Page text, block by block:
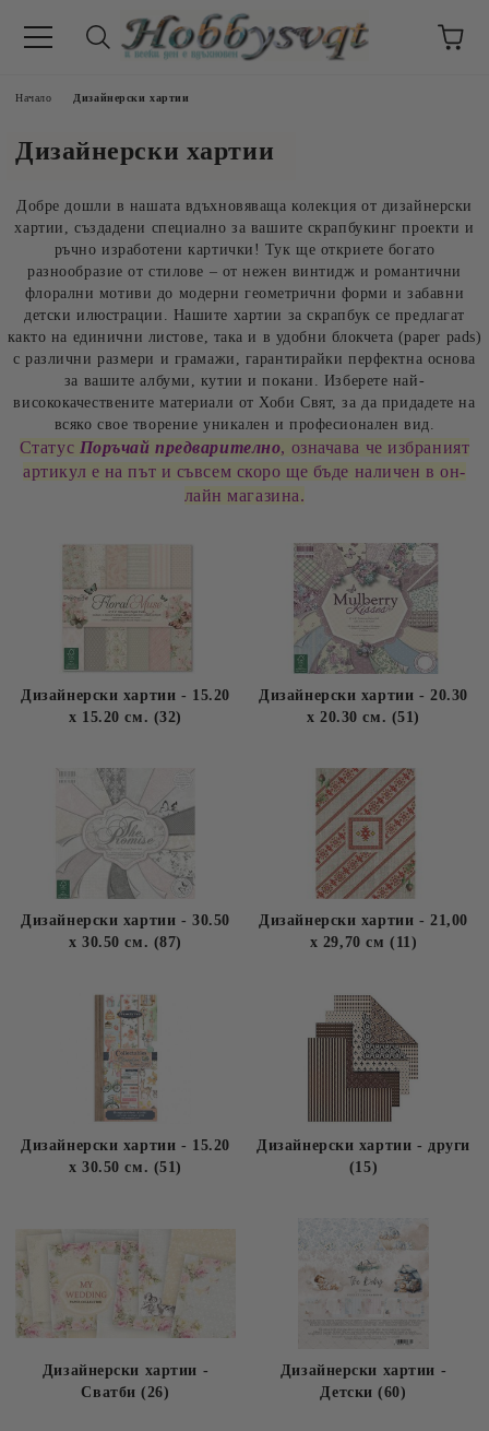
Начало Дизайнерски хартии
Дизайнерски хартии
Добре дошли в нашата вдъхновяваща колекция от дизайнерски
хартии, създадени специално за вашите скрапбукинг проекти и
ръчно изработени картички! Тук ще откриете богато
разнообразие от стилове – от нежен винтидж и романтични
флорални мотиви до модерни геометрични форми и забавни
детски илюстрации. Нашите хартии за скрапбук се предлагат
както на единични листове, така и в удобни блокчета (paper pads)
с различни размери и грамажи, гарантирайки перфектна основа
за вашите албуми, кутии и покани. Изберете най-
висококачествените материали от Хоби Свят, за да придадете на
всяко свое творение уникален и професионален вид.
Статус Поръчай предварително, означава че избраният
артикул е напът и съвсем скоро ще бъде наличен в он-
лайн магазина.
Дизайнерски хартии - 15.20
х 15.20 см. (32)
Дизайнерски хартии - 20.30
х 20.30 см. (51)
Дизайнерски хартии - 30.50
х 30.50 см. (87)
Дизайнерски хартии - 21,00
х 29,70 см (11)
Дизайнерски хартии - 15.20
x 30.50 см. (51)
Дизайнерски хартии - други
(15)
Дизайнерски хартии -
Сватби (26)
Дизайнерски хартии -
Детски (60)